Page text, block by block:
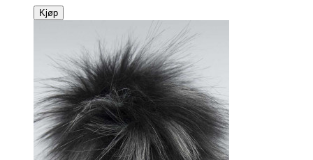
Kjøp